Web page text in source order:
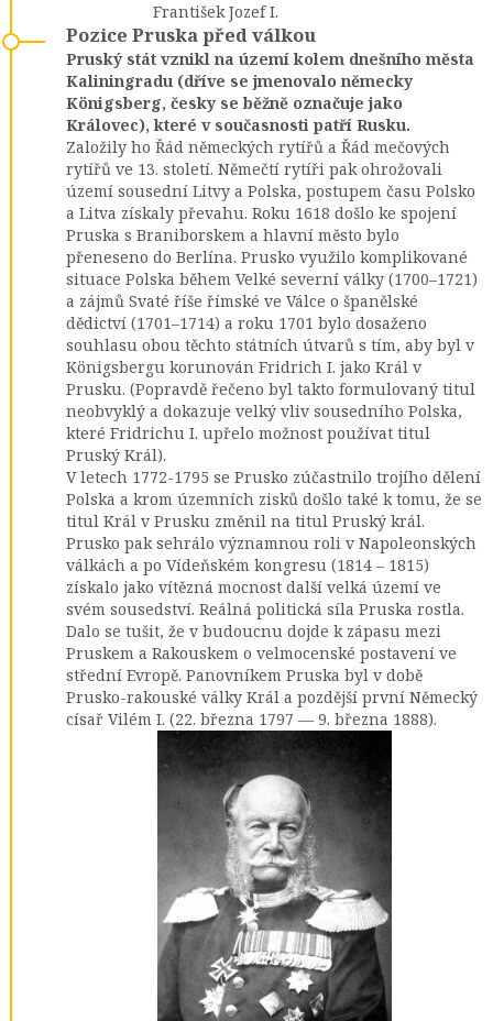
František Jozef I.
Pozice Pruska před válkou
Pruský stát vznikl na území kolem dnešního města
Kaliningradu (dříve se jmenovalo německy
Königsberg, česky se běžně označuje jako
Královec), které v současnosti patří Rusku.
Založily ho Řád německých rytířů a Řád mečových
rytířů ve 13. století. Němečtí rytíři pak ohrožovali
území sousední Litvy a Polska, postupem času Polsko
a Litva získaly převahu. Roku 1618 došlo ke spojení
Pruska s Braniborskem a hlavní město bylo
přeneseno do Berlína. Prusko využilo komplikované
situace Polska během Velké severní války (1700–1721)
a zájmů Svaté říše římské ve Válce o španělské
dědictví (1701–1714) a roku 1701 bylo dosaženo
souhlasu obou těchto státních útvarů s tím, aby byl v
Königsbergu korunován Fridrich I. jako Král v
Prusku. (Popravdě řečeno byl takto formulovaný titul
neobvyklý a dokazuje velký vliv sousedního Polska,
které Fridrichu I. upřelo možnost používat titul
Pruský Král).
V letech 1772-1795 se Prusko zúčastnilo trojího dělení
Polska a krom územních zisků došlo také k tomu, že se
titul Král v Prusku změnil na titul Pruský král.
Prusko pak sehrálo významnou roli v Napoleonských
válkách a po Vídeňském kongresu (1814 – 1815)
získalo jako vítězná mocnost další velká území ve
svém sousedství. Reálná politická síla Pruska rostla.
Dalo se tušit, že v budoucnu dojde k zápasu mezi
Pruskem a Rakouskem o velmocenské postavení ve
střední Evropě. Panovníkem Pruska byl v době
Prusko-rakouské války Král a pozdější první Německý
císař Vilém I. (22. března 1797 — 9. března 1888).